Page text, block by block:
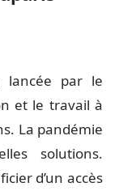
lancée par le
et le travail à
La pandémie
solutions.
d’un accès